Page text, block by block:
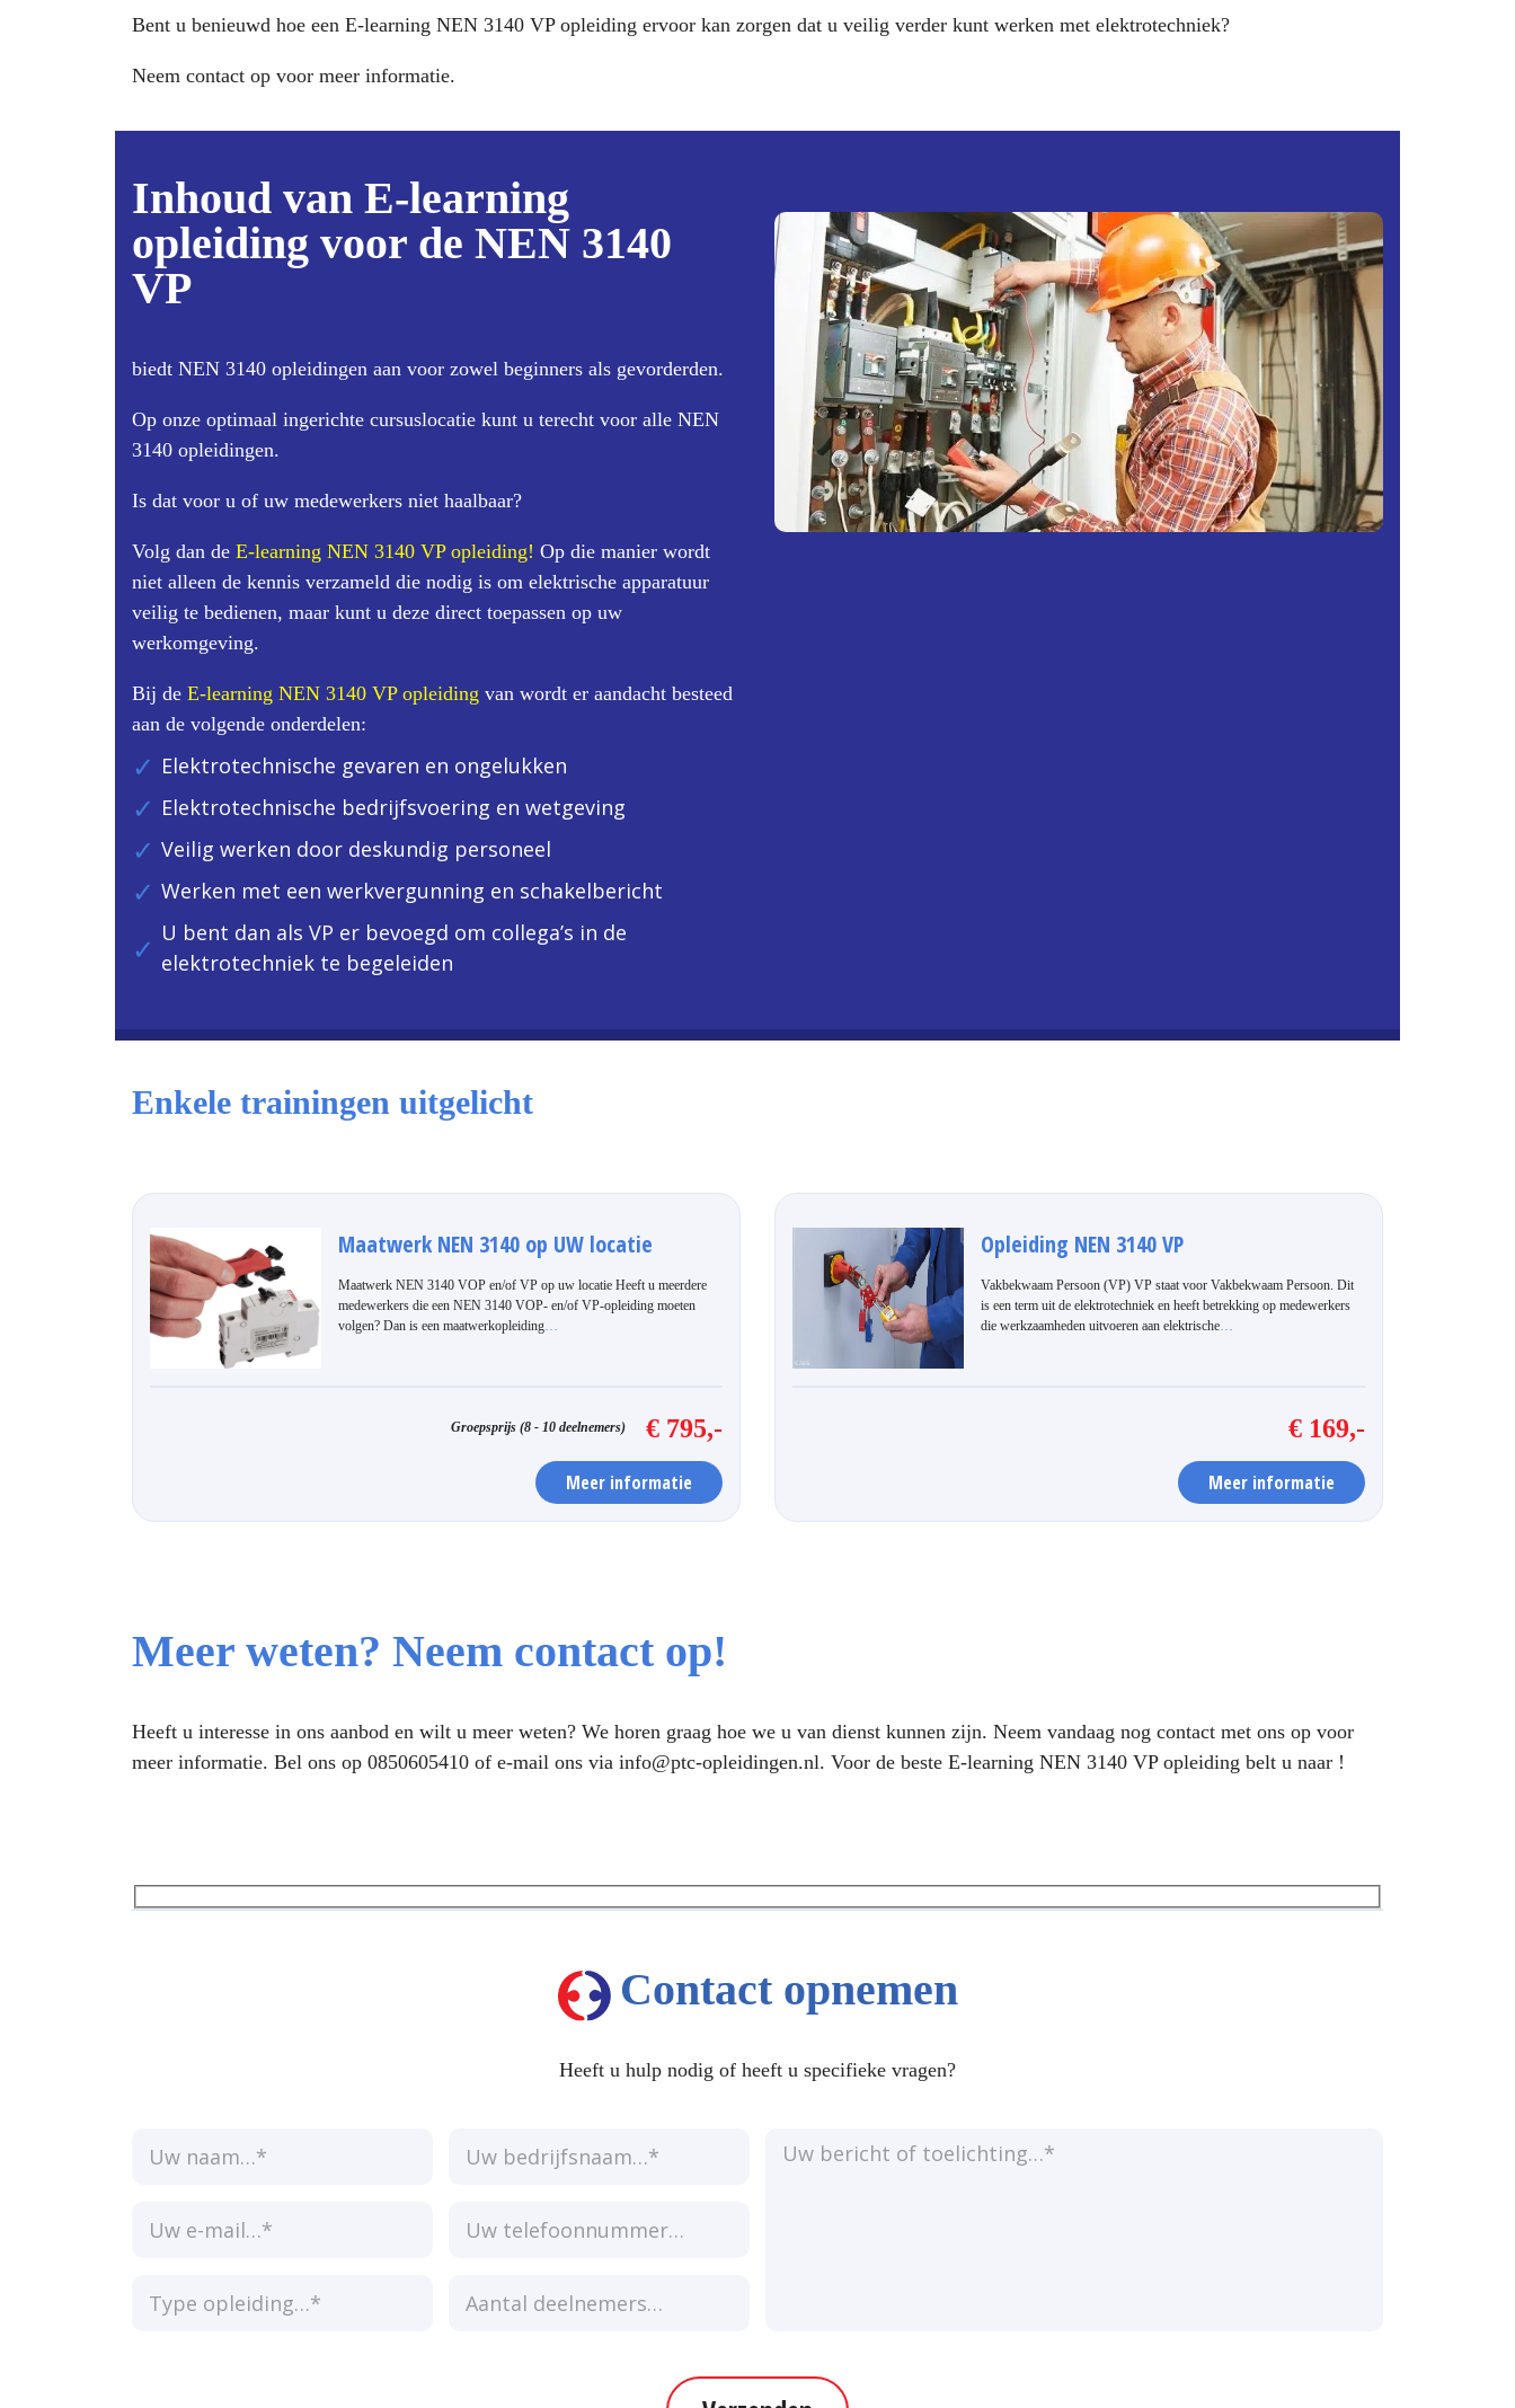
Bent u benieuwd hoe een E-learning NEN 3140 VP opleiding ervoor kan zorgen dat u veilig verder kunt werken met elektrotechniek?
Neem contact op voor meer informatie.
Inhoud van E-learning
opleiding voor de NEN 3140
VP
biedt NEN 3140 opleidingen aan voor zowel beginners als gevorderden.
Op onze optimaal ingerichte cursuslocatie kunt u terecht voor alle NEN
3140 opleidingen.
Is dat voor u of uw medewerkers niet haalbaar?
Volg dan de E-learning NEN 3140 VP opleiding! Op die manier wordt
niet alleen de kennis verzameld die nodig is om elektrische apparatuur
veilig te bedienen, maar kunt u deze direct toepassen op uw
werkomgeving.
Bij de E-learning NEN 3140 VP opleiding van wordt er aandacht besteed
aan de volgende onderdelen:
Elektrotechnische gevaren en ongelukken
Elektrotechnische bedrijfsvoering en wetgeving
Veilig werken door deskundig personeel
Werken met een werkvergunning en schakelbericht
U bent dan als VP er bevoegd om collega’s in de
elektrotechniek te begeleiden
Enkele trainingen uitgelicht
Maatwerk NEN 3140 op UW locatie
Maatwerk NEN 3140 VOP en/of VP op uw locatie Heeft u meerdere
medewerkers die een NEN 3140 VOP- en/of VP-opleiding moeten
volgen? Dan is een maatwerkopleiding…
Groepsprijs (8 - 10 deelnemers) € 795,-
Meer informatie
Opleiding NEN 3140 VP
Vakbekwaam Persoon (VP) VP staat voor Vakbekwaam Persoon. Dit
is een term uit de elektrotechniek en heeft betrekking op medewerkers
die werkzaamheden uitvoeren aan elektrische…
€ 169,-
Meer informatie
Meer weten? Neem contact op!
Heeft u interesse in ons aanbod en wilt u meer weten? We horen graag hoe we u van dienst kunnen zijn. Neem vandaag nog contact met ons op voor
meer informatie. Bel ons op 0850605410 of e-mail ons via info@ptc-opleidingen.nl. Voor de beste E-learning NEN 3140 VP opleiding belt u naar !
Contact opnemen
Heeft u hulp nodig of heeft u specifieke vragen?